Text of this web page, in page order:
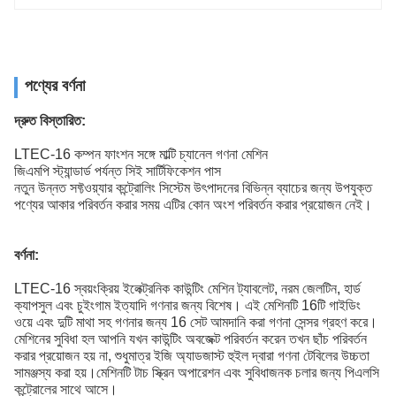
পণ্যের বর্ণনা
দ্রুত বিস্তারিত:
LTEC-16 কম্পন ফাংশন সঙ্গে মাল্টি চ্যানেল গণনা মেশিন
জিএমপি স্ট্যান্ডার্ড পর্যন্ত সিই সার্টিফিকেশন পাস
নতুন উন্নত সফ্টওয়্যার কন্ট্রোলিং সিস্টেম উৎপাদনের বিভিন্ন ব্যাচের জন্য উপযুক্ত
পণ্যের আকার পরিবর্তন করার সময় এটির কোন অংশ পরিবর্তন করার প্রয়োজন নেই।
বর্ণনা:
LTEC-16 স্বয়ংক্রিয় ইলেক্ট্রনিক কাউন্টিং মেশিন ট্যাবলেট, নরম জেলটিন, হার্ড
ক্যাপসুল এবং চুইংগাম ইত্যাদি গণনার জন্য বিশেষ। এই মেশিনটি 16টি গাইডিং
ওয়ে এবং দুটি মাথা সহ গণনার জন্য 16 সেট আমদানি করা গণনা সেন্সর গ্রহণ করে।
মেশিনের সুবিধা হল আপনি যখন কাউন্টিং অবজেক্ট পরিবর্তন করেন তখন ছাঁচ পরিবর্তন
করার প্রয়োজন হয় না, শুধুমাত্র ইজি অ্যাডজাস্ট হুইল দ্বারা গণনা টেবিলের উচ্চতা
সামঞ্জস্য করা হয়।মেশিনটি টাচ স্ক্রিন অপারেশন এবং সুবিধাজনক চলার জন্য পিএলসি
কন্ট্রোলের সাথে আসে।